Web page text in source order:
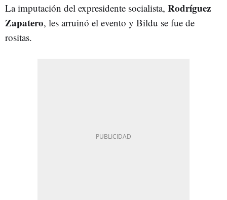
La imputación del expresidente socialista, Rodríguez
Zapatero, les arruinó el evento y Bildu se fue de
rositas.